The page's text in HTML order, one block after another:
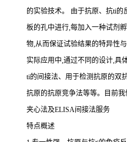
的实验技术。
由于抗原、 抗ti的
板的孔中进行,每加入一种试剂
物,从而保证试验结果的特异性与
实际应用中,通过不同的设计,具
ti的间接法、用于检测抗原的双
抗原的抗原竞争法等等。目前
夹心法及ELISA间接法服务
特点概述